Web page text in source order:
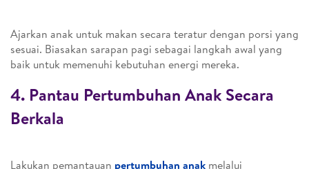
Ajarkan anak untuk makan secara teratur dengan porsi yang
sesuai. Biasakan sarapan pagi sebagai langkah awal yang
baik untuk memenuhi kebutuhan energi mereka.
4. Pantau Pertumbuhan Anak Secara
Berkala
Lakukan pemantauan pertumbuhan anak melalui